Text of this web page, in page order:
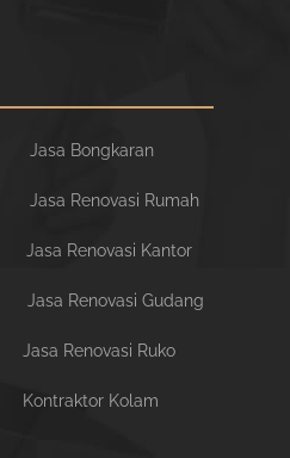
Jasa Bongkaran
Jasa Renovasi Rumah
Jasa Renovasi Kantor
Jasa Renovasi Gudang
Jasa Renovasi Ruko
Kontraktor Kolam